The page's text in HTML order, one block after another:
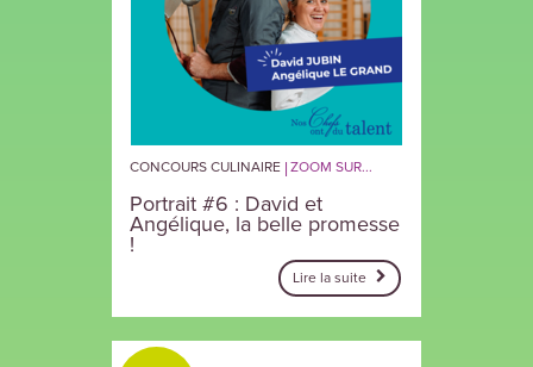
CONCOURS CULINAIRE ZOOM SUR...
Portrait #6 : David et
Angélique, la belle promesse
!
Lire la suite